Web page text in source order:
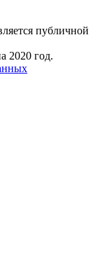
публичной
2020 год.